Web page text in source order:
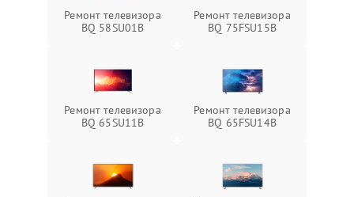
Ремонт телевизора
BQ 58SU01B
Ремонт телевизора
BQ 75FSU15B
Ремонт телевизора
BQ 65SU11B
Ремонт телевизора
BQ 65FSU14B